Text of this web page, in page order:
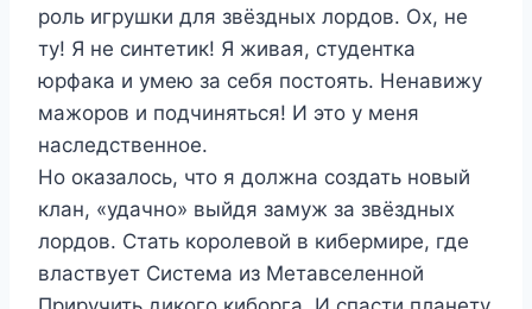
роль игрушки для звёздных лордов. Ох, не
ту! Я не синтетик! Я живая, студентка
юрфака и умею за себя постоять. Ненавижу
мажоров и подчиняться! И это у меня
наследственное.
Но оказалось, что я должна создать новый
клан, «удачно» выйдя замуж за звёздных
лордов. Стать королевой в кибермире, где
властвует Система из Метавселенной